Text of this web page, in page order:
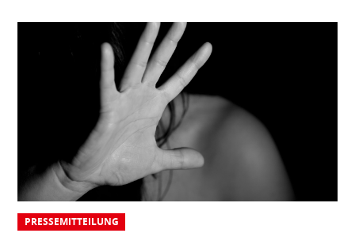
PRESSEMITTEILUNG